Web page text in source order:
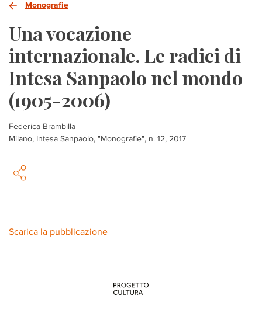
Monografie
Una vocazione
internazionale. Le radici di
Intesa Sanpaolo nel mondo
(1905-2006)
Federica Brambilla
Milano, Intesa Sanpaolo, "Monografie", n. 12, 2017
Scarica la pubblicazione